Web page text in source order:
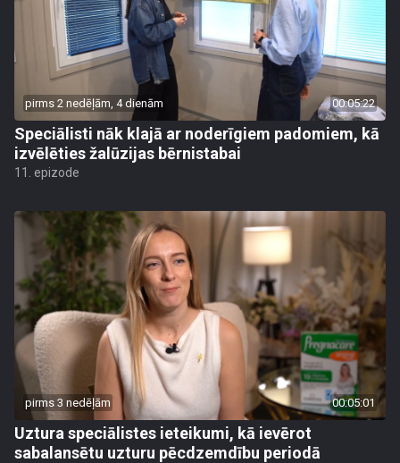
pirms 2 nedēļām, 4 dienām 00:05:22
Speciālisti nāk klajā ar noderīgiem padomiem, kā
izvēlēties žalūzijas bērnistabai
11. epizode
pirms 3 nedēļām 00:05:01
Uztura speciālistes ieteikumi, kā ievērot
sabalansētu uzturu pēcdzemdību periodā